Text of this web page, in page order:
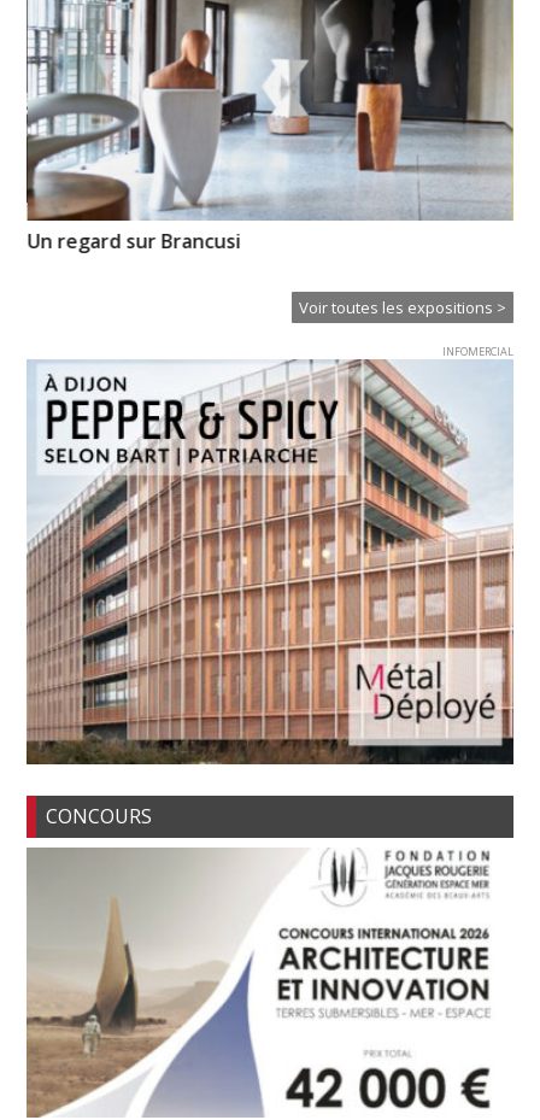
Un regard sur Brancusi
Voir toutes les expositions >
INFOMERCIAL
CONCOURS